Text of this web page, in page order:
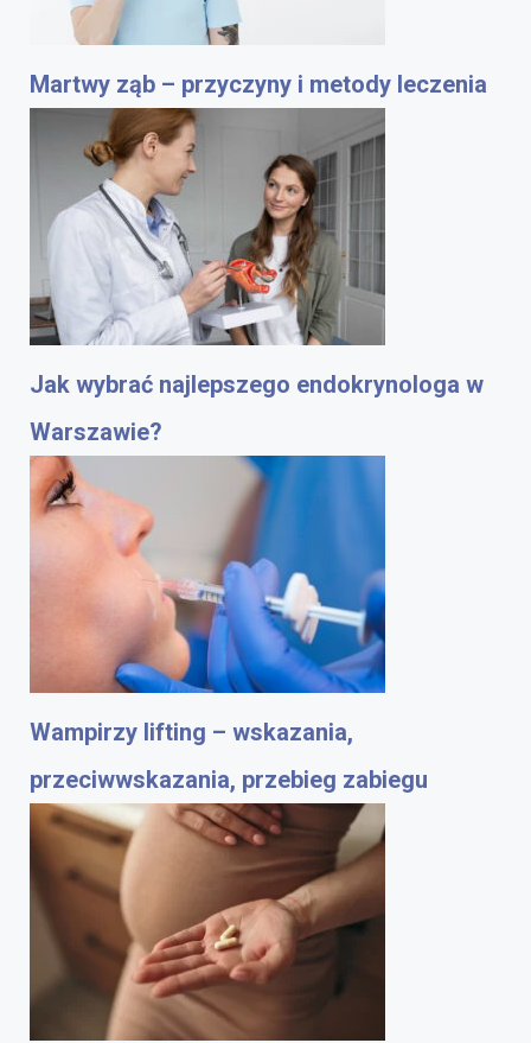
Martwy ząb – przyczyny i metody leczenia
Jak wybrać najlepszego endokrynologa w
Warszawie?
Wampirzy lifting – wskazania,
przeciwwskazania, przebieg zabiegu